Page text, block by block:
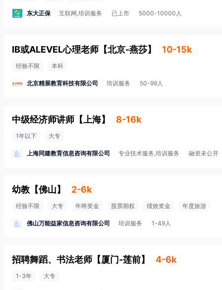
东大正保 互联网,培训服务 已上市 5000-10000人
IB或ALEVEL心理老师 【北京-燕莎】 10-15k
经验不限 本科
北京精展教育科技有限公司 培训服务 50-99人
中级经济师讲师 【 上海】 8-16k
1年以下 大专
上海同建教育信息咨询有限公司 专业技术服务,培训服务 融资未公开
幼教 【佛山】 2-6k
经验不限 大专 年终奖金 股票期权 绩效奖金 年度旅游
佛山万能益家信息咨询有限公司 培训服务 1-49人
招聘舞蹈、书法老师 【厦门-莲前】 4-6k
1-3年 大专